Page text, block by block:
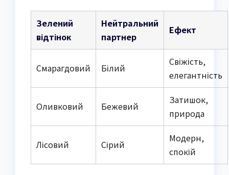
Зелений
відтінок
Нейтральний
партнер
Ефект
Смарагдовий Білий
Свіжість,
елегантність
Оливковий Бежевий
Затишок,
природа
Лісовий Сірий
Модерн,
спокій